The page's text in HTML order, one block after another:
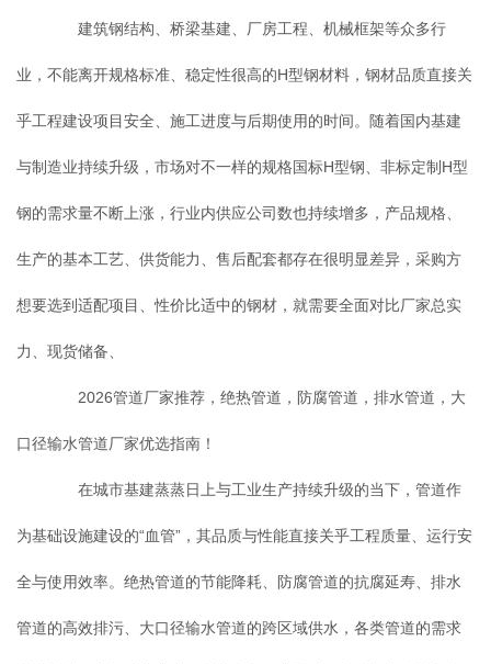
建筑钢结构、桥梁基建、厂房工程、机械框架等众多行
业，不能离开规格标准、稳定性很高的H型钢材料，钢材品质直接关
乎工程建设项目安全、施工进度与后期使用的时间。随着国内基建
与制造业持续升级，市场对不一样的规格国标H型钢、非标定制H型
钢的需求量不断上涨，行业内供应公司数也持续增多，产品规格、
生产的基本工艺、供货能力、售后配套都存在很明显差异，采购方
想要选到适配项目、性价比适中的钢材，就需要全面对比厂家总实
力、现货储备、
2026管道厂家推荐，绝热管道，防腐管道，排水管道，大
口径输水管道厂家优选指南！
在城市基建蒸蒸日上与工业生产持续升级的当下，管道作
为基础设施建设的“血管”，其品质与性能直接关乎工程质量、运行安
全与使用效率。绝热管道的节能降耗、防腐管道的抗腐延寿、排水
管道的高效排污、大口径输水管道的跨区域供水，各类管道的需求